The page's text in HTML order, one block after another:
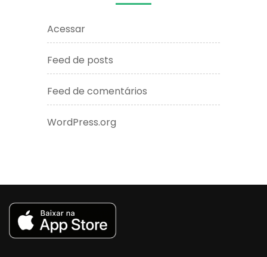
Acessar
Feed de posts
Feed de comentários
WordPress.org